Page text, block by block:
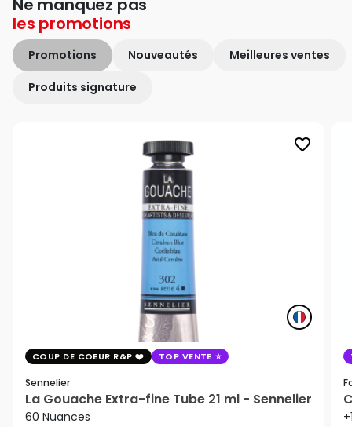
Ne manquez pas
les promotions
Promotions Nouveautés Meilleures ventes
Produits signature
favorite_border
COUP DE COEUR R&P TOP VENTE
Sennelier
La Gouache Extra-fine Tube 21 ml - Sennelier
60 Nuances